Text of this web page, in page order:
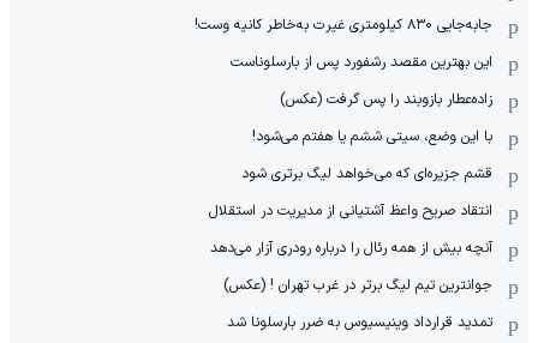
جابه‌جایی ۸۳۰ کیلومتری غیرت به‌خاطر کانیه وست!
این بهترین مقصد رشفورد پس از بارسلوناست
زاده‌عطار بازوبند را پس گرفت (عکس)
با این وضع، سیتی ششم یا هفتم می‌شود!
قشم جزیره‌ای که می‌خواهد لیگ برتری شود
انتقاد صریح واعظ آشتیانی از مدیریت در استقلال
آنچه بیش از همه رئال را درباره رودری آزار می‌دهد
جوانترین تیم لیگ برتر در غرب تهران ! (عکس)
تمدید قرارداد وینیسیوس به ضرر بارسلونا شد